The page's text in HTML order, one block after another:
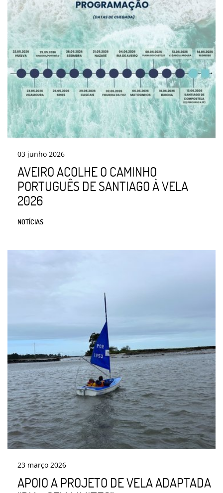
03 junho 2026
AVEIRO ACOLHE O CAMINHO
PORTUGUÊS DE SANTIAGO À VELA
2026
NOTÍCIAS
23 março 2026
APOIO A PROJETO DE VELA ADAPTADA